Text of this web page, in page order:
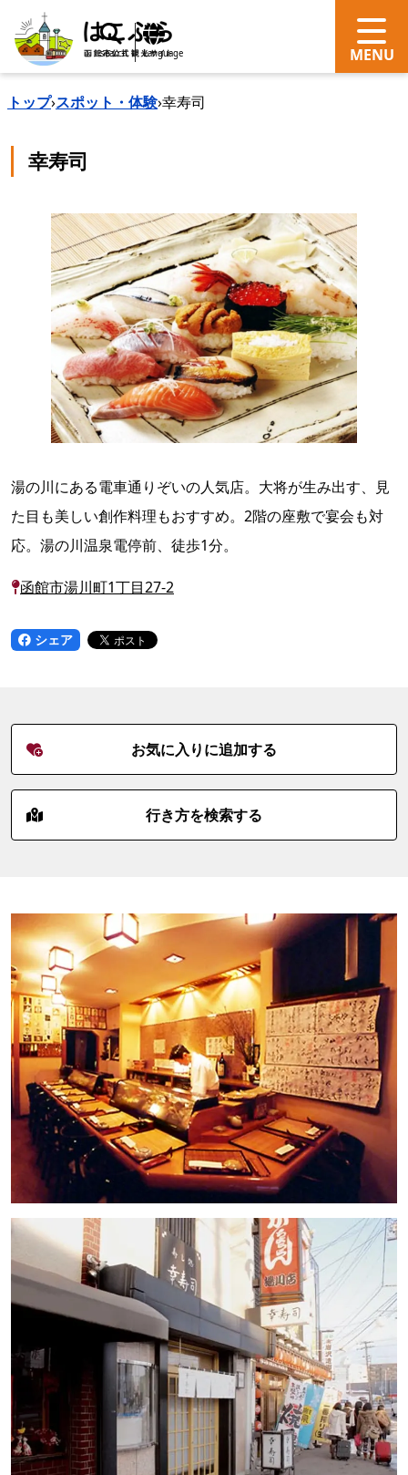
search Language
トップ›スポット・体験›幸寿司
幸寿司
湯の川にある電車通りぞいの人気店。大将が生み出す、見
た目も美しい創作料理もおすすめ。2階の座敷で宴会も対
応。湯の川温泉電停前、徒歩1分。
函館市湯川町1丁目27-2
シェア
お気に入りに追加する
行き方を検索する